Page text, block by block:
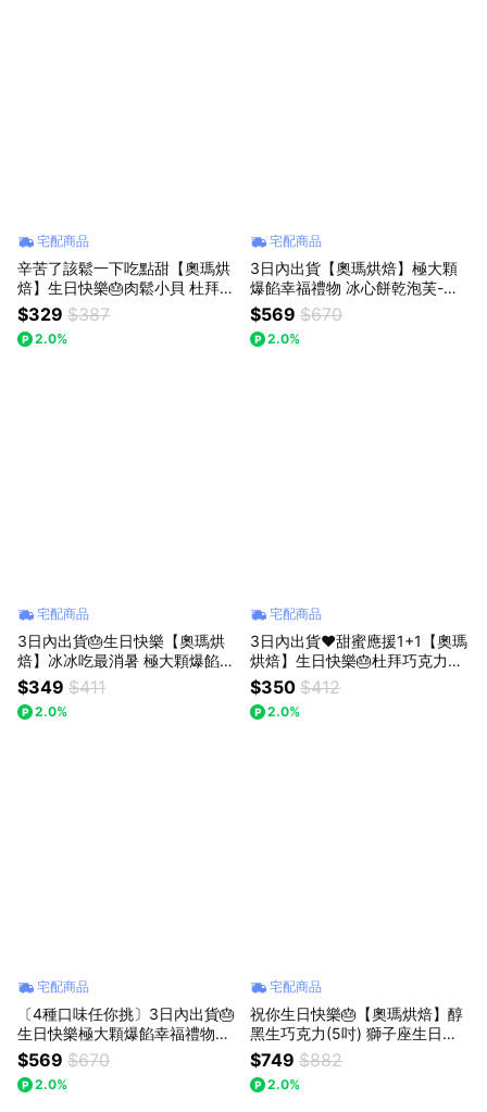
宅配商品
辛苦了該鬆一下吃點甜【奧瑪烘
焙】生日快樂🎂肉鬆小貝 杜拜巧
克力Q餅 加價購 獅子座生日快樂
$329 $387
2.0%
宅配商品
3日內出貨【奧瑪烘焙】極大顆
爆餡幸福禮物 冰心餅乾泡芙-雙
重黑巧卡士達｜綜合口味 獅子座
生日快樂 情人節快樂 泡芙禮盒 L
INE禮物獨家
$569 $670
2.0%
宅配商品
3日內出貨🎂生日快樂【奧瑪烘
焙】冰冰吃最消暑 極大顆爆餡幸
福 冰心餅乾泡芙 頂級香草卡士
達｜濃情草莓 ｜雙重黑巧卡士達
獅子座生日快樂 情人節快樂 泡
$349 $411
2.0%
宅配商品
3日內出貨♥️甜蜜應援1+1【奧瑪
烘焙】生日快樂🎂杜拜巧克力Q
餅＋香草冰心餅乾泡芙 千層蛋塔
韓國爆紅 閨蜜甜點 情人節甜點
開心果甜點 獅子座生日快樂 情
$350 $412
2.0%
宅配商品
〔4種口味任你挑〕3日內出貨🎂
生日快樂極大顆爆餡幸福禮物由
你決定【奧瑪烘焙】冰心餅乾泡
芙 送你滿滿的幸芙 獅子座生日
快樂 情人節快樂
$569 $670
2.0%
宅配商品
祝你生日快樂🎂【奧瑪烘焙】醇
黑生巧克力(5吋) 獅子座生日快
樂 情人節蛋糕 生日蛋糕 畢業禮
物 升職禮物 巧克力蛋糕
$749 $882
2.0%